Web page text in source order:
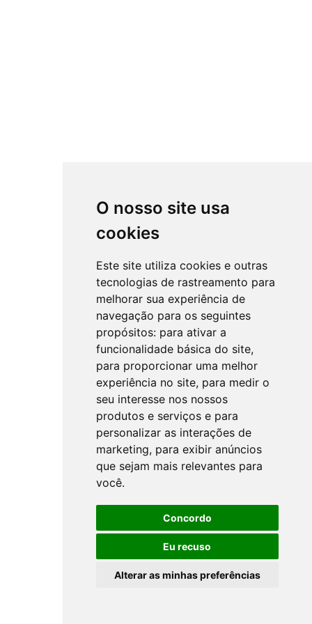
O nosso site usa
cookies
Este site utiliza cookies e outras
tecnologias de rastreamento para
melhorar sua experiência de
navegação para os seguintes
propósitos: para ativar a
funcionalidade básica do site,
para proporcionar uma melhor
experiência no site, para medir o
seu interesse nos nossos
produtos e serviços e para
personalizar as interações de
marketing, para exibir anúncios
que sejam mais relevantes para
você.
Concordo
Eu recuso
Alterar as minhas preferências